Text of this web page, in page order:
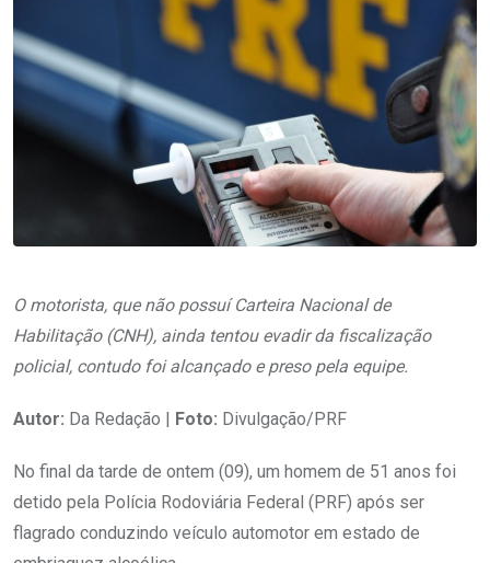
O motorista, que não possuí Carteira Nacional de
Habilitação (CNH), ainda tentou evadir da fiscalização
policial, contudo foi alcançado e preso pela equipe.
Autor: Da Redação | Foto: Divulgação/PRF
No final da tarde de ontem (09), um homem de 51 anos foi
detido pela Polícia Rodoviária Federal (PRF) após ser
flagrado conduzindo veículo automotor em estado de